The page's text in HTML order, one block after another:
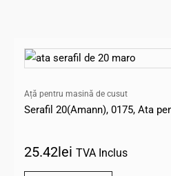
Ață pentru masină de cusut
Serafil 20(Amann), 0175, Ata
25.42lei TVA Inclus